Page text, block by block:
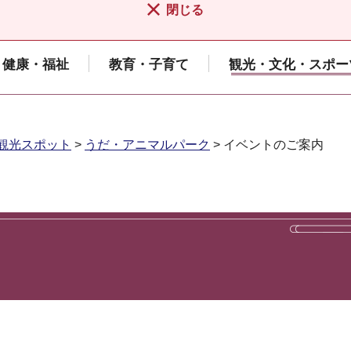
閉じる
健康・福祉 教育・子育て 観光・文化・スポー
光スポット > うだ・アニマルパーク > イベントのご案内